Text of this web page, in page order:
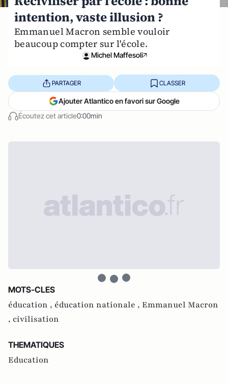
intention, vaste illusion ?
Emmanuel Macron semble vouloir
beaucoup compter sur l'école.
Michel Maffesoli
Écoutez cet article0:00min
PARTAGER CLASSER
Ajouter Atlantico en favori sur Google
MOTS-CLES
éducation , éducation nationale , Emmanuel Macron
, civilisation
THEMATIQUES
Education